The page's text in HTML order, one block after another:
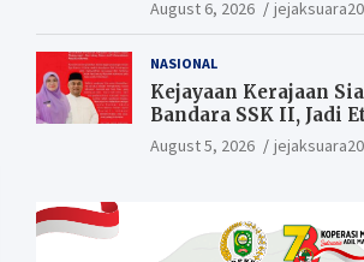
August 6, 2026
NASIONAL
Kejayaan Kerajaan
Bandara SSK II, Jadi
Gerbang Riau
August 5, 2026